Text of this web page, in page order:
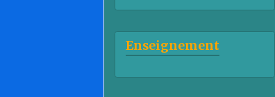
Enseignement